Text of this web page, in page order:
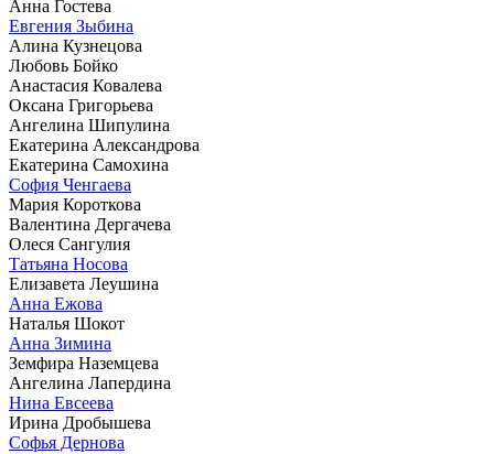
Анна Гостева
Евгения Зыбина
Алина Кузнецова
Любовь Бойко
Анастасия Ковалева
Оксана Григорьева
Ангелина Шипулина
Екатерина Александрова
Екатерина Самохина
София Ченгаева
Мария Короткова
Валентина Дергачева
Олеся Сангулия
Татьяна Носова
Елизавета Леушина
Анна Ежова
Наталья Шокот
Анна Зимина
Земфира Наземцева
Ангелина Лапердина
Нина Евсеева
Ирина Дробышева
Софья Дернова